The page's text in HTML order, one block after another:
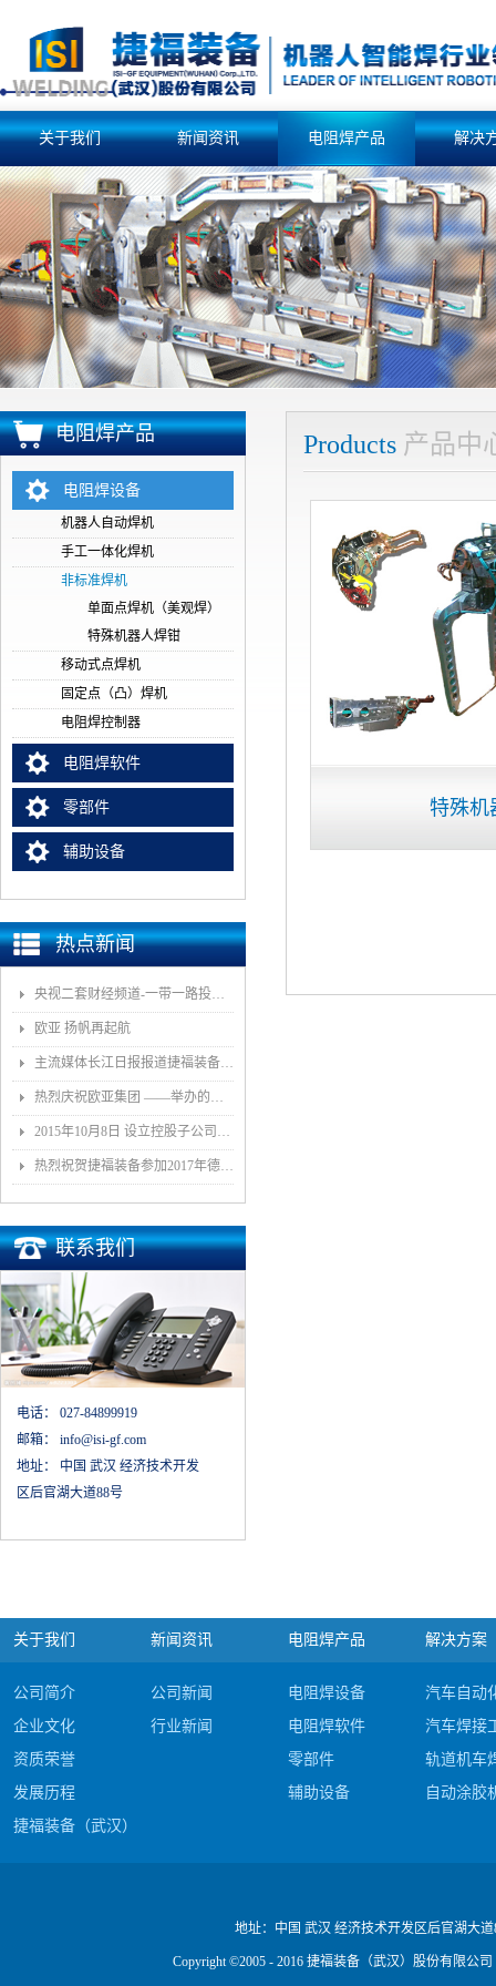
关于我们 新闻资讯 电阻焊产品 解决
电阻焊产品
电阻焊设备
机器人自动焊机
手工一体化焊机
非标准焊机
单面点焊机（美观焊）
特殊机器人焊钳
移动式点焊机
固定点（凸）焊机
电阻焊控制器
电阻焊软件
零部件
辅助设备
热点新闻
央视二套财经频道-一带一路投资指南报道我司董事长和捷福装备（武汉）股份有限公司
欧亚 扬帆再起航
主流媒体长江日报报道捷福装备（武汉）有限公司上央视2套财经栏目“一带一路栏目”
热烈庆祝欧亚集团 ——举办的《汽车白车身智能制造技术论坛》顺利召开
2015年10月8日 设立控股子公司武汉捷福鹰汽车装备有限公司决议公告
热烈祝贺捷福装备参加2017年德国埃森展取得圆满成功
联系我们
电话： 027-84899919
邮箱： info@isi-gf.com
地址： 中国 武汉 经济技术开发
区后官湖大道88号
Products 产品中
特殊机
关于我们
公司简介
企业文化
资质荣誉
发展历程
捷福装备（武汉）股份有限公司电阻焊产品#c
新闻资讯
公司新闻
行业新闻
电阻焊产品
电阻焊设备
电阻焊软件
零部件
辅助设备
解决方案
汽车自动
汽车焊接
轨道机车
自动涂胶
Copyright ©2005 - 2016 捷福装备（武汉）股份有限公司
地址： 中国 武汉 经济技术开发区后官湖大